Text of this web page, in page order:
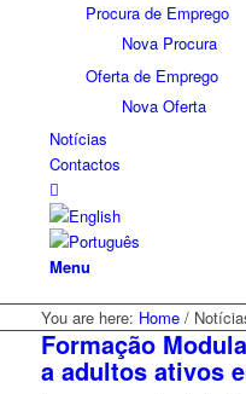
Procura de Emprego
Nova Procura
Oferta de Emprego
Nova Oferta
Notícias
Contactos
Menu
You are here: Home /
Formação
a adultos ativos